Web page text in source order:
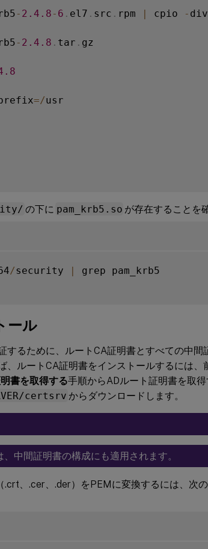
- 2.4 .8 - 6 . el7 . src . rpm | cpio - div
- 2.4 .8 . tar . gz
.8
=/usr
の下に pam_krb5.so が存在することを
/security | grep pam_krb5
ール
するために、ルートCA証明書とすべての中間
、ルートCA証明書をインストールするには、
書を取得する手順からADルート証明書を取
certsrv からダウンロードします。
中間証明書の構成にも適用されます。
.crt、.cer、.der）をPEMに変換するには、次